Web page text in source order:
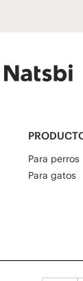
Para perros
Para gatos